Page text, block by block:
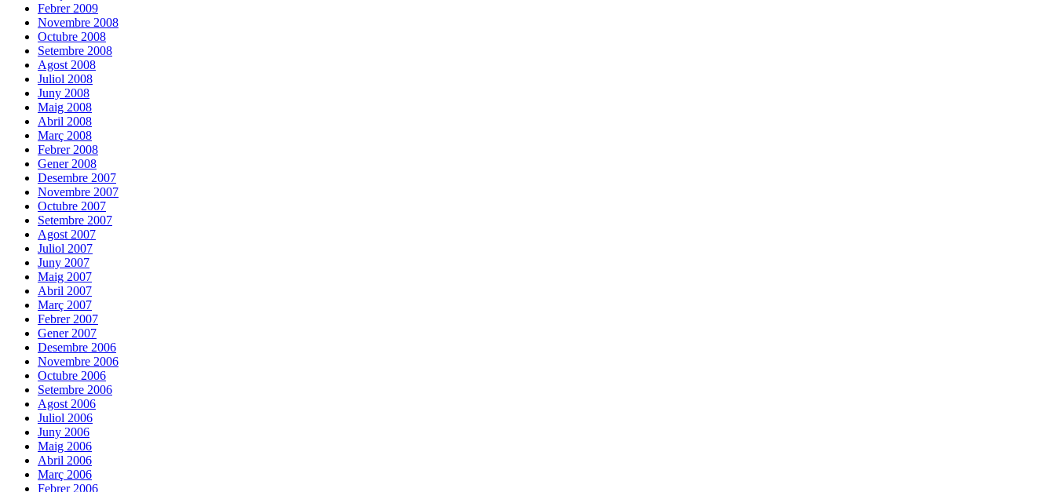
Febrer 2009
Novembre 2008
Octubre 2008
Setembre 2008
Agost 2008
Juliol 2008
Juny 2008
Maig 2008
Abril 2008
Març 2008
Febrer 2008
Gener 2008
Desembre 2007
Novembre 2007
Octubre 2007
Setembre 2007
Agost 2007
Juliol 2007
Juny 2007
Maig 2007
Abril 2007
Març 2007
Febrer 2007
Gener 2007
Desembre 2006
Novembre 2006
Octubre 2006
Setembre 2006
Agost 2006
Juliol 2006
Juny 2006
Maig 2006
Abril 2006
Març 2006
Febrer 2006